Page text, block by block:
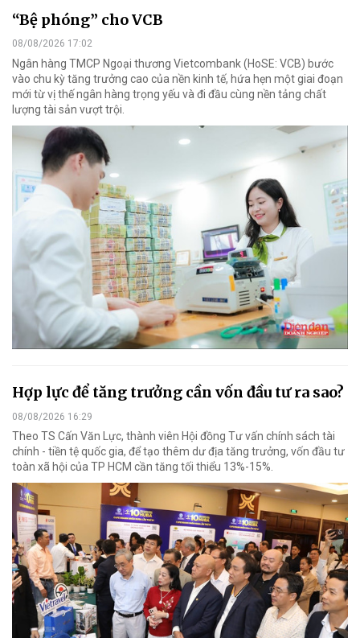
“Bệ phóng” cho VCB
08/08/2026 17:02
Ngân hàng TMCP Ngoại thương Vietcombank (HoSE: VCB) bước
vào chu kỳ tăng trưởng cao của nền kinh tế, hứa hẹn một giai đoạn
mới từ vị thế ngân hàng trọng yếu và đi đầu cùng nền tảng chất
lượng tài sản vượt trội.
Hợp lực để tăng trưởng cần vốn đầu tư ra sao?
08/08/2026 16:29
Theo TS Cấn Văn Lực, thành viên Hội đồng Tư vấn chính sách tài
chính - tiền tệ quốc gia, để tạo thêm dư địa tăng trưởng, vốn đầu tư
toàn xã hội của TP HCM cần tăng tối thiểu 13%-15%.